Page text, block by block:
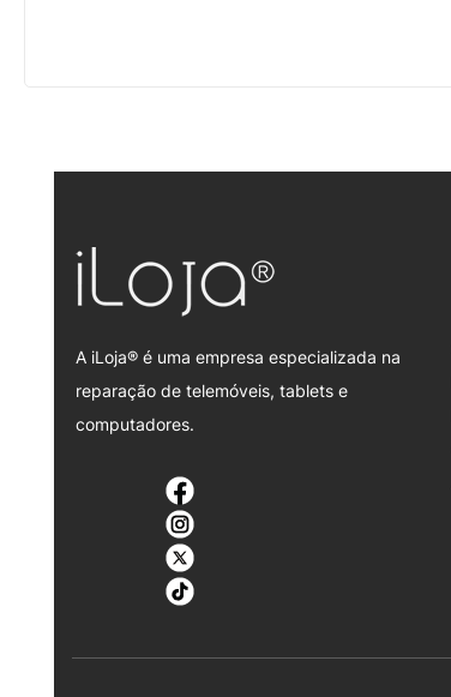
A iLoja® é uma empresa especializada na
reparação de telemóveis, tablets e
computadores.